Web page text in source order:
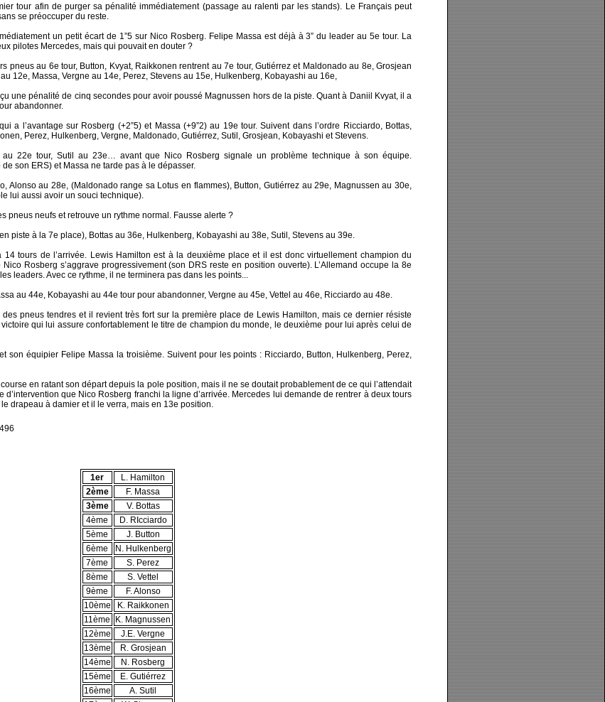
tour afin de purger sa pénalité immédiatement (passage au ralenti par les stands). Le Français peut
se préoccuper du reste.
un petit écart de 1”5 sur Nico Rosberg. Felipe Massa est déjà à 3” du leader au 5e tour. La
pilotes Mercedes, mais qui pouvait en douter ?
pneus au 6e tour, Button, Kvyat, Raikkonen rentrent au 7e tour, Gutiérrez et Maldonado au 8e, Grosjean
12e, Massa, Vergne au 14e, Perez, Stevens au 15e, Hulkenberg, Kobayashi au 16e,
une pénalité de cinq secondes pour avoir poussé Magnussen hors de la piste. Quant à Daniil Kvyat, il a
abandonner.
a l’avantage sur Rosberg (+2”5) et Massa (+9”2) au 19e tour. Suivent dans l’ordre Ricciardo, Bottas,
Perez, Hulkenberg, Vergne, Maldonado, Gutiérrez, Sutil, Grosjean, Kobayashi et Stevens.
au 22e tour, Sutil au 23e… avant que Nico Rosberg signale un problème technique à son équipe.
son ERS) et Massa ne tarde pas à le dépasser.
Alonso au 28e, (Maldonado range sa Lotus en flammes), Button, Gutiérrez au 29e, Magnussen au 30e,
lui aussi avoir un souci technique).
pneus neufs et retrouve un rythme normal. Fausse alerte ?
piste à la 7e place), Bottas au 36e, Hulkenberg, Kobayashi au 38e, Sutil, Stevens au 39e.
tours de l’arrivée. Lewis Hamilton est à la deuxième place et il est donc virtuellement champion du
Rosberg s’aggrave progressivement (son DRS reste en position ouverte). L’Allemand occupe la 8e
leaders. Avec ce rythme, il ne terminera pas dans les points...
au 44e, Kobayashi au 44e tour pour abandonner, Vergne au 45e, Vettel au 46e, Ricciardo au 48e.
pneus tendres et il revient très fort sur la première place de Lewis Hamilton, mais ce dernier résiste
qui lui assure confortablement le titre de champion du monde, le deuxième pour lui après celui de
son équipier Felipe Massa la troisième. Suivent pour les points : Ricciardo, Button, Hulkenberg, Perez,
en ratant son départ depuis la pole position, mais il ne se doutait probablement de ce qui l’attendait
d’intervention que Nico Rosberg franchi la ligne d’arrivée. Mercedes lui demande de rentrer à deux tours
drapeau à damier et il le verra, mais en 13e position.
1er
L. Hamilton
2ème
F. Massa
3ème
V. Bottas
4ème
D. RIcciardo
5ème
J. Button
6ème
N. Hulkenberg
7ème
S. Perez
8ème
S. Vettel
9ème
F. Alonso
10ème
K. Raikkonen
11ème
K. Magnussen
12ème
J.E. Vergne
13ème
R. Grosjean
14ème
N. Rosberg
15ème
E. Gutiérrez
16ème
A. Sutil